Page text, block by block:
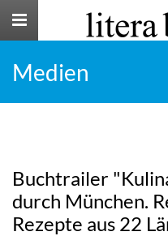
Toggle
Medien
Buchtrailer
durch München.
Rezepte aus 22